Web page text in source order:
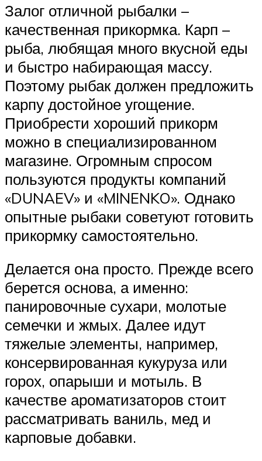
Залог отличной рыбалки –
качественная прикормка. Карп –
рыба, любящая много вкусной еды
и быстро набирающая массу.
Поэтому рыбак должен предложить
карпу достойное угощение.
Приобрести хороший прикорм
можно в специализированном
магазине. Огромным спросом
пользуются продукты компаний
«DUNAEV» и «MINENKO». Однако
опытные рыбаки советуют готовить
прикормку самостоятельно.
Делается она просто. Прежде всего
берется основа, а именно:
панировочные сухари, молотые
семечки и жмых. Далее идут
тяжелые элементы, например,
консервированная кукуруза или
горох, опарыши и мотыль. В
качестве ароматизаторов стоит
рассматривать ваниль, мед и
карповые добавки.